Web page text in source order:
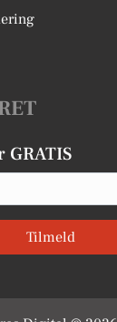
GRATIS
Tilmeld